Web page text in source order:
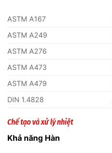
ASTM A167
ASTM A249
ASTM A276
ASTM A473
ASTM A479
DIN 1.4828
Chế tạo và xử lý nhiệt
Khả năng Hàn